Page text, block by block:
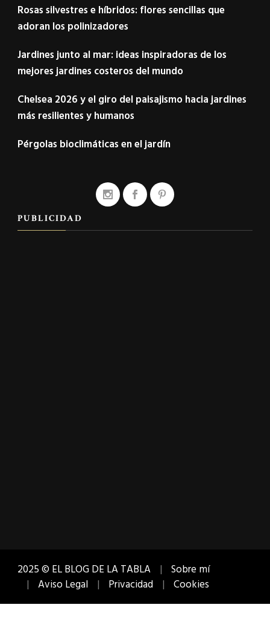
Rosas silvestres e híbridos: flores sencillas que
adoran los polinizadores
Jardines junto al mar: ideas inspiradoras de los
mejores jardines costeros del mundo
Chelsea 2026 y el giro del paisajismo hacia jardines
más resilientes y humanos
Pérgolas bioclimáticas en el jardín
PUBLICIDAD
2025 © EL BLOG DE LA TABLA
Sobre mí
Aviso Legal
Privacidad Cookies